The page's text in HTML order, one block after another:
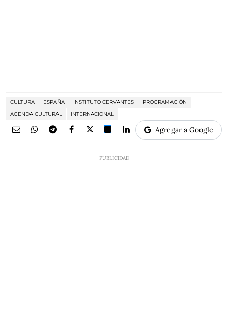
CULTURA ESPAÑA INSTITUTO CERVANTES
PROGRAMACIÓN
AGENDA CULTURAL
INTERNACIONAL
Agregar a Google